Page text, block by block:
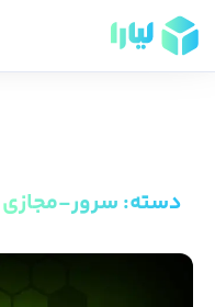
دسته:سرور-مجازی